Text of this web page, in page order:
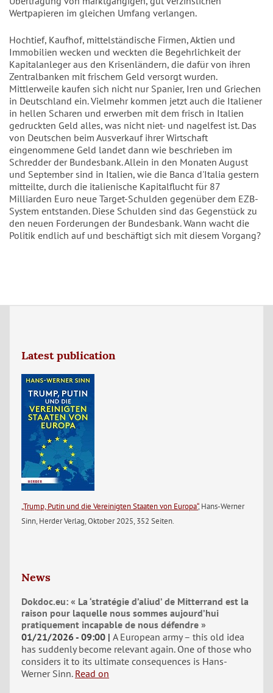
Wertpapieren im gleichen Umfang verlangen.
Hochtief, Kaufhof, mittelständische Firmen, Aktien und
Immobilien wecken und weckten die Begehrlichkeit der
Kapitalanleger aus den Krisenländern, die dafür von ihren
Zentralbanken mit frischem Geld versorgt wurden.
Mittlerweile kaufen sich nicht nur Spanier, Iren und Griechen
in Deutschland ein. Vielmehr kommen jetzt auch die Italiener
in hellen Scharen und erwerben mit dem frisch in Italien
gedruckten Geld alles, was nicht niet- und nagelfest ist. Das
von Deutschen beim Ausverkauf ihrer Wirtschaft
eingenommene Geld landet dann wie beschrieben im
Schredder der Bundesbank. Allein in den Monaten August
und September sind in Italien, wie die Banca d'Italia gestern
mitteilte, durch die italienische Kapitalflucht für 87
Milliarden Euro neue Target-Schulden gegenüber dem EZB-
System entstanden. Diese Schulden sind das Gegenstück zu
den neuen Forderungen der Bundesbank. Wann wacht die
Politik endlich auf und beschäftigt sich mit diesem Vorgang?
Latest publication
„Trump, Putin und die Vereinigten Staaten von Europa“, Hans-Werner
Sinn, Herder Verlag, Oktober 2025, 352 Seiten.
News
Dokdoc.eu: « La ‘stratégie d’aliud’ de Mitterrand est la
raison pour laquelle nous sommes aujourd’hui
pratiquement incapable de nous défendre »
01/21/2026 - 09:00 A European army – this old idea
has suddenly become relevant again. One of those who
considers it to its ultimate consequences is Hans-
Werner Sinn. Read on